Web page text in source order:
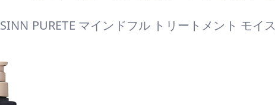
SINN PURETE マインドフル トリートメント モイ